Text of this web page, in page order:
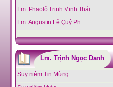
Lm. Phaolô Trịnh Minh Thái
Lm. Augustin Lê Quý Phi
Lm. Trịnh Ngọc Danh
Suy niệm Tin Mừng